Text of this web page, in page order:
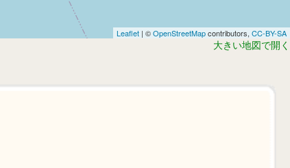
Leaflet | ©OpenStreetMapcontributors, CC-BY-SA
大きい地図で開く